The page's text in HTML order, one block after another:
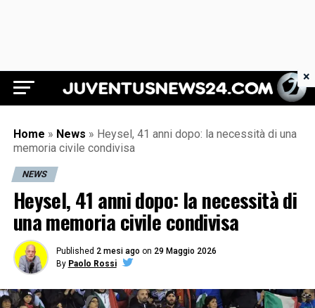
Juventus News 24
Home » News » Heysel, 41 anni dopo: la necessità di una
memoria civile condivisa
NEWS
Heysel, 41 anni dopo: la necessità di
una memoria civile condivisa
Published 2 mesi ago on 29 Maggio 2026
By Paolo Rossi
×